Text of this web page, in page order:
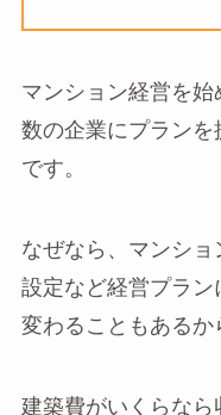
マンション経営を
数の企業にプラン
です。
なぜなら、マンシ
設定など経営プラン
変わることもあるか
建築費がいくらな